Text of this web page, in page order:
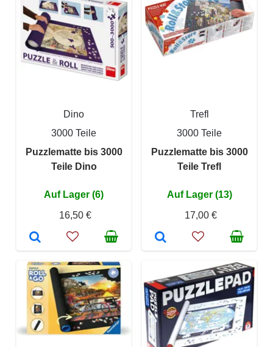
Dino
3000 Teile
Puzzlematte bis 3000
Teile Dino
Auf Lager (6)
16,50 €
Trefl
3000 Teile
Puzzlematte bis 3000
Teile Trefl
Auf Lager (13)
17,00 €